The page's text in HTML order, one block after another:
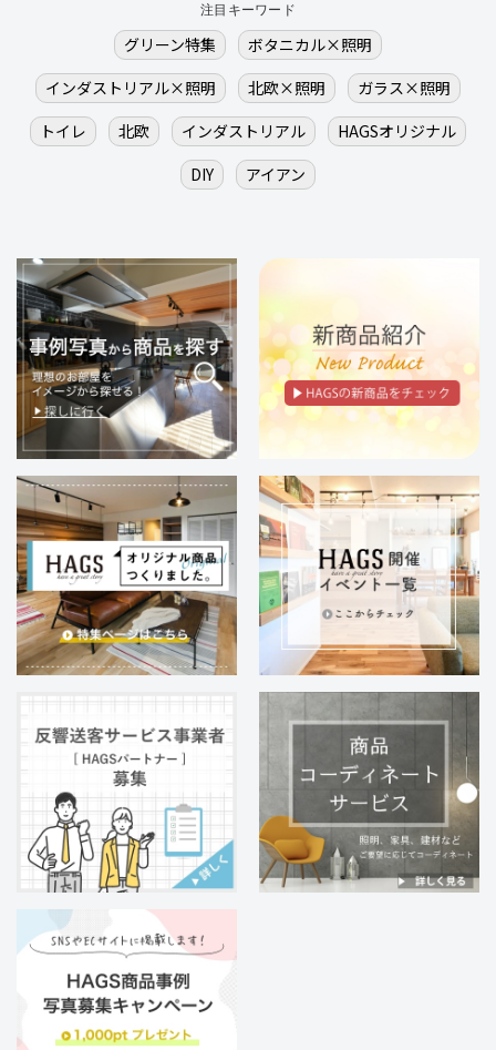
注目キーワード
グリーン特集
ボタニカル×照明
インダストリアル×照明
北欧×照明
ガラス×照明
トイレ
北欧 インダストリアル
HAGSオリジナル
DIY
アイアン